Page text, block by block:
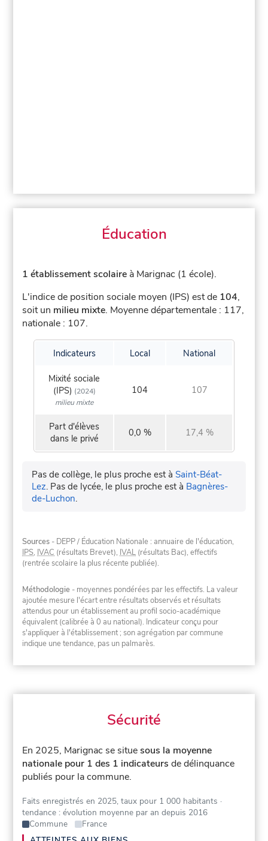
Éducation
1 établissement scolaire à Marignac (1 école).
L'indice de position sociale moyen (IPS) est de 104,
soit un milieu mixte. Moyenne départementale : 117,
nationale : 107.
Indicateurs Local National
Mixité sociale
(IPS) (2024)
milieu mixte
104 107
Part d'élèves
dans le privé
0,0 % 17,4 %
Pas de collège, le plus proche est àSaint-Béat-
Lez. Pas de lycée, le plus proche est à Bagnères-
de-Luchon.
Sources - DEPP / Éducation Nationale : annuaire de l'éducation,
IPS, IVAC (résultats Brevet), IVAL (résultats Bac), effectifs
(rentrée scolaire la plus récente publiée).
Méthodologie - moyennes pondérées par les effectifs. La valeur
ajoutée mesure l'écart entre résultats observés et résultats
attendus pour un établissement au profil socio-académique
équivalent (calibrée à 0 au national). Indicateur conçu pour
s'appliquer à l'établissement ; son agrégation par commune
indique une tendance, pas un palmarès.
Sécurité
En 2025, Marignac se situesous la moyenne
nationale pour 1 des 1 indicateurs de délinquance
publiés pour la commune.
Faits enregistrés en 2025, taux pour 1 000 habitants ·
tendance : évolution moyenne par an depuis 2016
Commune
France